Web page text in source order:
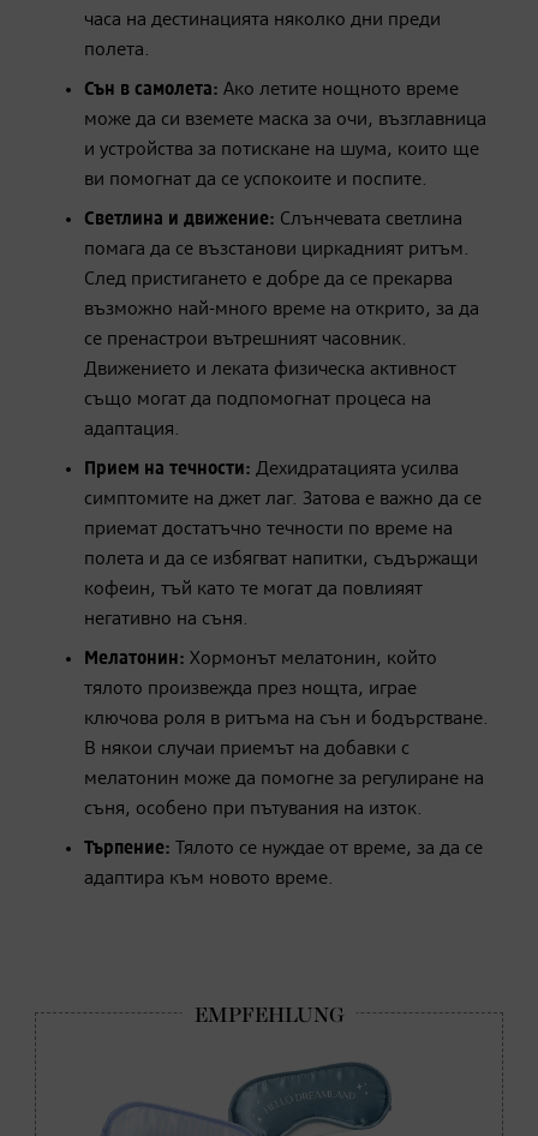
часа на дестинацията няколко дни преди
полета.
Сън в самолета: Ако летите нощното време
може да си вземете маска за очи, възглавница
и устройства за потискане на шума, които ще
ви помогнат да се успокоите и поспите.
Светлина и движение: Слънчевата светлина
помага да се възстанови циркадният ритъм.
След пристигането е добре да се прекарва
възможно най-много време на открито, за да
се пренастрои вътрешният часовник.
Движението и леката физическа активност
също могат да подпомогнат процеса на
адаптация.
Прием на течности: Дехидратацията усилва
симптомите на джет лаг. Затова е важно да се
приемат достатъчно течности по време на
полета и да се избягват напитки, съдържащи
кофеин, тъй като те могат да повлияят
негативно на съня.
Мелатонин: Хормонът мелатонин, който
тялото произвежда през нощта, играе
ключова роля в ритъма на сън и бодърстване.
В някои случаи приемът на добавки с
мелатонин може да помогне за регулиране на
съня, особено при пътувания на изток.
Търпение:
Тялото се нуждае от време, за да се
адаптира към новото време.